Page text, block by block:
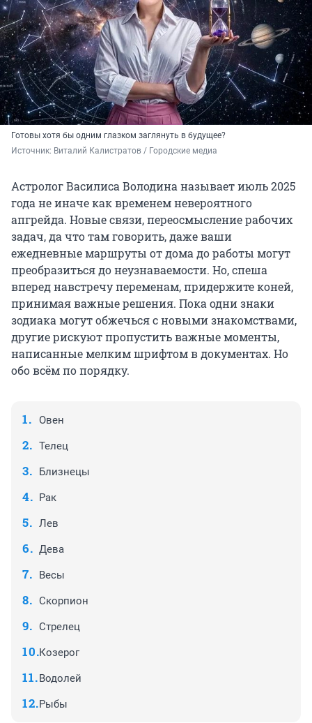
Готовы хотя бы одним глазком заглянуть в будущее?
Источник: Виталий Калистратов / Городские медиа
Астролог Василиса Володина называет июль 2025
года не иначе как временем невероятного
апгрейда. Новые связи, переосмысление рабочих
задач, да что там говорить, даже ваши
ежедневные маршруты от дома до работы могут
преобразиться до неузнаваемости. Но, спеша
вперед навстречу переменам, придержите коней,
принимая важные решения. Пока одни знаки
зодиака могут обжечься с новыми знакомствами,
другие рискуют пропустить важные моменты,
написанные мелким шрифтом в документах. Но
обо всём по порядку.
Овен
Телец
Близнецы
Рак
Лев
Дева
Весы
Скорпион
Стрелец
Козерог
Водолей
Рыбы